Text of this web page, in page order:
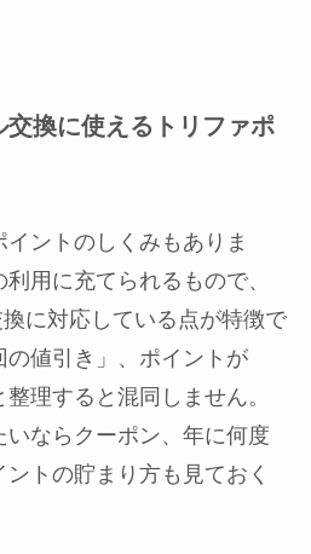
換に使えるトリファポ
ントのしくみもありま
用に充てられるもので、
に対応している点が特徴で
値引き」、ポイントが
整理すると混同しません。
ならクーポン、年に何度
トの貯まり方も見ておく